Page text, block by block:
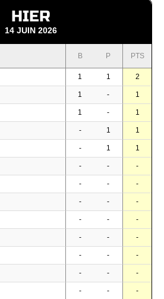
HIER
14 JUIN 2026
B P PTS
1 1 2
1 - 1
1 - 1
- 1 1
- 1 1
- - -
- - -
- - -
- - -
- - -
- - -
- - -
- - -